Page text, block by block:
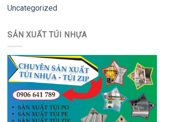
Uncategorized
SẢN XUẤT TÚI NHỰA